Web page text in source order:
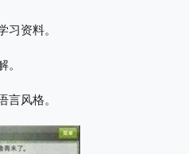
资料。
。
风格。